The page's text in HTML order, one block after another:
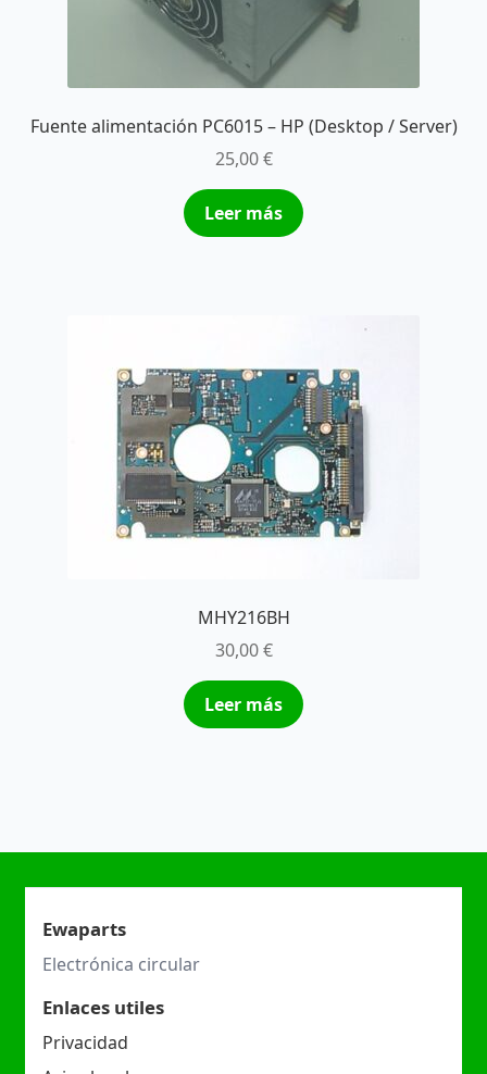
Fuente alimentación PC6015 – HP (Desktop / Server)
25,00€
Leer más
MHY216BH
30,00€
Leer más
Ewaparts
Electrónica circular
Enlaces utiles
Privacidad